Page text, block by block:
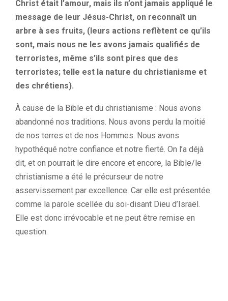
Christ était l’amour, mais ils n’ont jamais appliqué le
message de leur Jésus-Christ, on reconnaît un
arbre à ses fruits, (leurs actions reflètent ce qu’ils
sont, mais nous ne les avons jamais qualifiés de
terroristes, même s’ils sont pires que des
terroristes; telle est la nature du christianisme et
des chrétiens).
À cause de la Bible et du christianisme : Nous avons
abandonné nos traditions. Nous avons perdu la moitié
de nos terres et de nos Hommes. Nous avons
hypothéqué notre confiance et notre fierté. On l’a déjà
dit, et on pourrait le dire encore et encore, la Bible/le
christianisme a été le précurseur de notre
asservissement par excellence. Car elle est présentée
comme la parole scellée du soi-disant Dieu d’Israël.
Elle est donc irrévocable et ne peut être remise en
question.